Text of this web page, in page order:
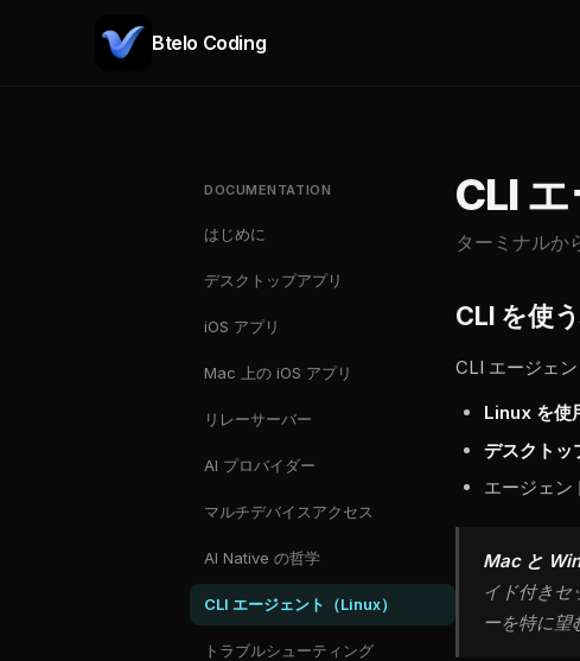
Btelo Coding
DOCUMENTATION
はじめに
デスクトップアプリ
iOS アプリ
Mac 上の iOS アプリ
リレーサーバー
AI プロバイダー
マルチデバイスアクセス
AI Native の哲学
CLI エージェント（Linux）
トラブルシューティング
CLI
ターミナルか
CLI を使
CLI エージェ
Linux を使
デスクトッ
エージェン
Mac と
イド付きセ
ーを特に望